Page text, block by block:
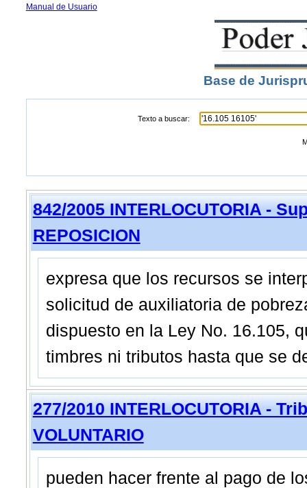
Manual de Usuario
Base de
Texto a buscar:
842/2005 INTERLOCUTORIA -
REPOSICION
expresa que los recursos se
solicitud de auxiliatoria de
dispuesto en la Ley No. 16.105,
timbres ni tributos hasta que se
277/2010 INTERLOCUTORIA -
VOLUNTARIO
pueden hacer frente al pago de